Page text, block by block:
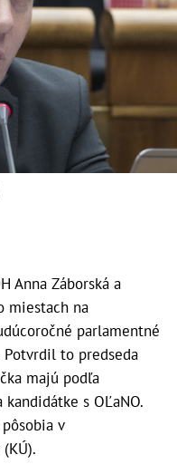
Anna Záborská a
miestach na
parlamentné
Potvrdil to predseda
majú podľa
s OĽaNO.
v